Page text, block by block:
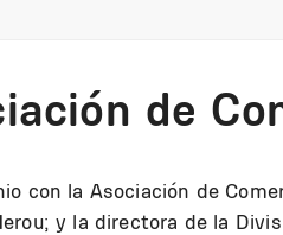
de
con la Asociación de
y la directora de la